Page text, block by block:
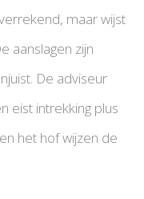
maar wijst
aanslagen zijn
De adviseur
eist intrekking plus
het hof wijzen de